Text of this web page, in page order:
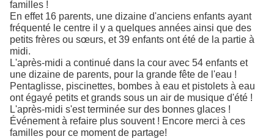
familles !
En effet 16 parents, une dizaine d'anciens enfants ayant
fréquenté le centre il y a quelques années ainsi que des
petits frères ou sœurs, et 39 enfants ont été de la partie à
midi.
L'après-midi a continué dans la cour avec 54 enfants et
une dizaine de parents, pour la grande fête de l'eau !
Pentaglisse, piscinettes, bombes à eau et pistolets à eau
ont égayé petits et grands sous un air de musique d'été !
L'après-midi s'est terminée sur des bonnes glaces !
Événement à refaire plus souvent ! Encore merci à ces
familles pour ce moment de partage!